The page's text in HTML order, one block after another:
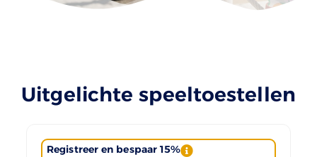
Uitgelichte speeltoestellen
Registreer en bespaar 15%